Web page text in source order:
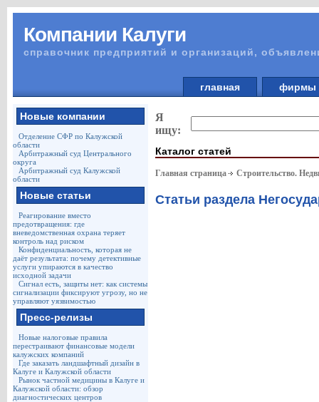
Компании Калуги
справочник предприятий и организаций,
главная
Новые компании
Отделение СФР по Калужской
области
Арбитражный суд Центрального
округа
Арбитражный суд Калужской
области
Новые статьи
Реагирование вместо
предотвращения: где
вневедомственная охрана теряет
контроль над риском
Конфиденциальность, которая не
даёт результата: почему детективные
услуги упираются в качество
исходной задачи
Сигнал есть, защиты нет: как системы
сигнализации фиксируют угрозу, но не
управляют уязвимостью
Пресс-релизы
Новые налоговые правила
перестраивают финансовые модели
калужских компаний
Где заказать ландшафтный дизайн в
Калуге и Калужской области
Рынок частной медицины в Калуге и
Калужской области: обзор
диагностических центров
Я
ищу:
Каталог статей
Главная страница Строительство.
Статьи раздела